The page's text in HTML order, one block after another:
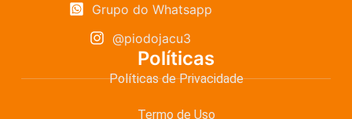
Grupo do Whatsapp
@piodojacu3
Políticas
Políticas de Privacidade
Termo de Uso